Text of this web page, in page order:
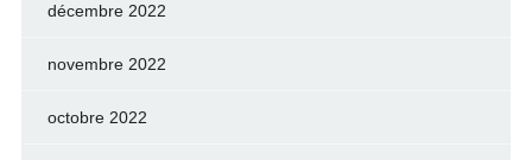
décembre 2022
novembre 2022
octobre 2022